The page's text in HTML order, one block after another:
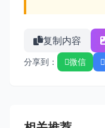
复制内容
分享到： 微信